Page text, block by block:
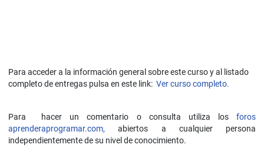
Para acceder a la información general sobre este curso y al listado
completo de entregas pulsa en este link: Ver curso completo.
Para hacer un comentario o consulta utiliza losforos
aprenderaprogramar.com, abiertos a cualquier persona
independientemente de su nivel de conocimiento.